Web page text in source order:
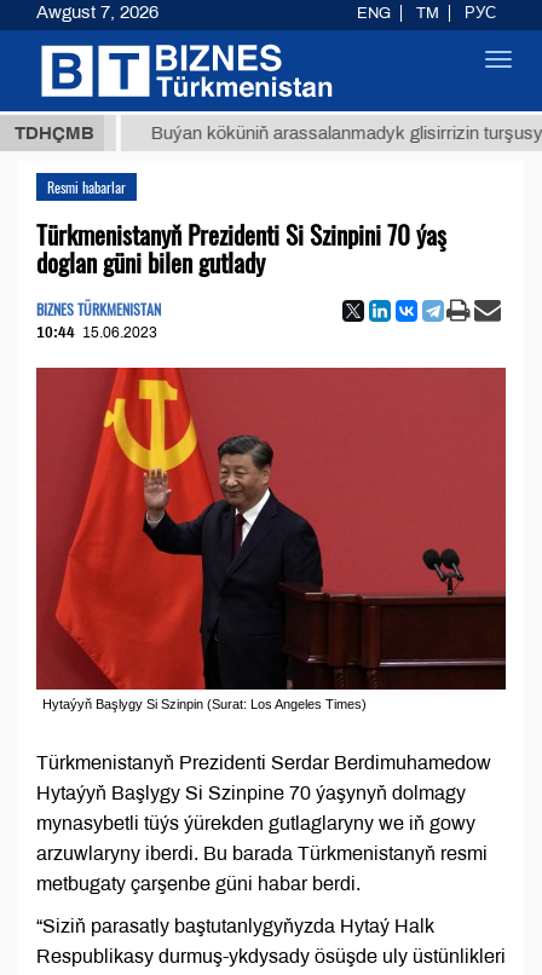
TDHÇMBBuýan köküniň arassalanmadyk glisirrizin turşusy (t.)
Resmi habarlar
Türkmenistanyň Prezidenti Si Szinpini 70 ýaş
doglan güni bilen gutlady
BIZNES TÜRKMENISTAN
10:44 15.06.2023
Hytaýyň Başlygy Si Szinpin (Surat: Los Angeles Times)
Türkmenistanyň Prezidenti Serdar Berdimuhamedow
Hytaýyň Başlygy Si Szinpine 70 ýaşynyň dolmagy
mynasybetli tüýs ýürekden gutlaglaryny we iň gowy
arzuwlaryny iberdi. Bu barada Türkmenistanyň resmi
metbugaty çarşenbe güni habar berdi.
“Siziň parasatly baştutanlygyňyzda Hytaý Halk
Respublikasy durmuş-ykdysady ösüşde uly üstünlikleri
Awgust 7, 2026 ENG TM РУС